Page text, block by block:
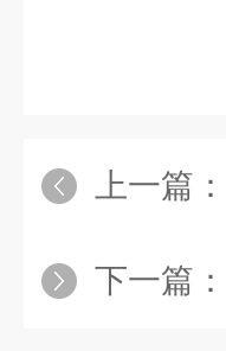
上一篇：
下一篇：